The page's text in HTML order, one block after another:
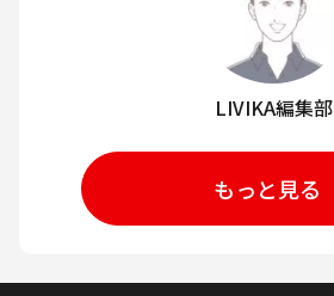
LIVIKA編集部
もっと見る